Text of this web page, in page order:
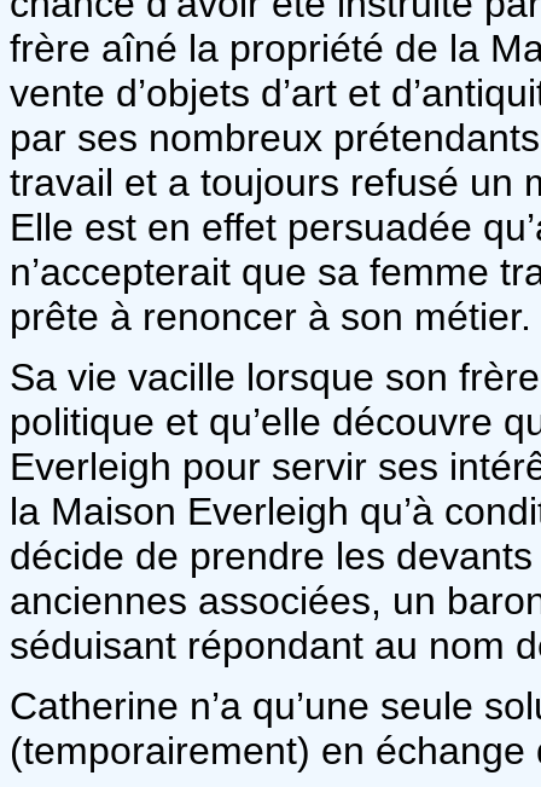
frère aîné la propriété de la
vente d’objets d’art et
par ses nombreux
travail et a toujours refusé un
Elle est en effet persuadée
n’accepterait que sa femme
prête à renoncer à son métier.
Sa vie vacille lorsque son
politique et qu’elle découvre
Everleigh pour servir ses
la Maison Everleigh qu’à
décide de prendre les devants
anciennes associées, un
séduisant répondant au nom
Catherine n’a qu’une seule
(temporairement) en échange